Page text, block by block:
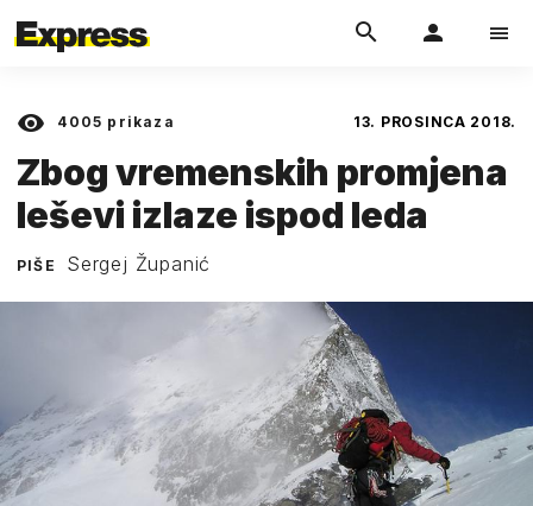
4005 prikaza 13. PROSINCA 2018.
Zbog vremenskih promjena
leševi izlaze ispod leda
PIŠE Sergej Županić